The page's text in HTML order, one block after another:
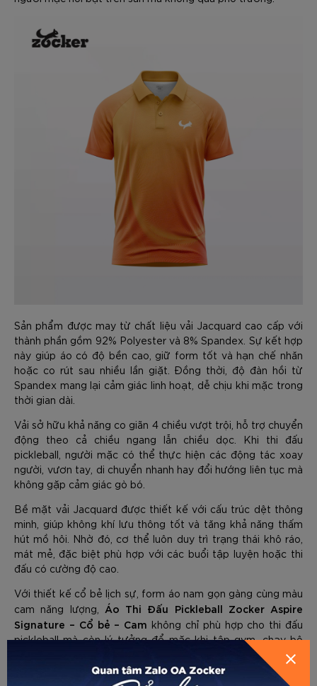
Sản phẩm được may từ chất liệu vải Jacquard cao cấp với
thành phần gồm 92% Polyester và 8% Spandex. Sự kết hợp
này giúp áo có độ bền cao, giữ form tốt và hạn chế nhăn
hoặc co rút sau nhiều lần giặt. Đồng thời, độ đàn hồi từ
Spandex mang lại cảm giác linh hoạt, dễ chịu khi mặc trong
thời gian dài.
Vải sở hữu khả năng co giãn 4 chiều vượt trội, hỗ trợ chuyển
động theo cả chiều ngang lẫn chiều dọc. Khi thi đấu
pickleball, người mặc có thể thực hiện các động tác xoay
người, vươn tay, di chuyển nhanh hay đổi hướng liên tục mà
không gặp cảm giác gò bó.
Bề mặt vải Jacquard được thiết kế với cấu trúc dệt thông
minh, giúp không khí lưu thông tốt và tăng khả năng thấm
hút mồ hôi. Nhờ đó, cơ thể luôn duy trì trạng thái khô ráo,
mát mẻ, đặc biệt phù hợp với các buổi tập luyện hoặc thi
đấu có cường độ cao.
Với thiết kế cổ bẻ lịch sự, form áo nam gọn gàng cùng màu
cam năng lượng, Áo Thi Đấu Pickleball Zocker Aspire
Signature – Cổ bẻ – Cam không chỉ phù hợp cho thi đấu
pickleball mà còn lý tưởng để mặc khi tập gym, chạy bộ
hoặc làm đồng phục câu lạc bộ. Sản phẩm đáp ứng tốt cả
yêu cầu về hiệu năng vận động lẫn phong cách thể thao
HƯỚNG DẪN CHỌN SIZE
GỬI THÔNG TIN ĐỂ ZOCKER TƯ